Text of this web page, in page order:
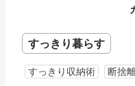
すっきり暮らす
すっきり収納術 断捨